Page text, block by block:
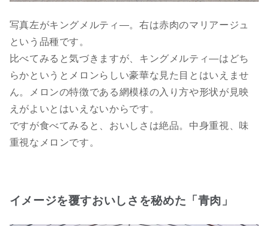
写真左がキングメルティ―。右は赤肉のマリアージュ
という品種です。
比べてみると気づきますが、キングメルティ―はどち
らかというとメロンらしい豪華な見た目とはいえませ
ん。メロンの特徴である網模様の入り方や形状が見映
えがよいとはいえないからです。
ですが食べてみると、おいしさは絶品。中身重視、味
重視なメロンです。
イメージを覆すおいしさを秘めた「青肉」